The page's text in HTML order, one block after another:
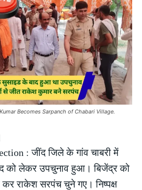
Becomes Sarpanch of Chabari Village.
: जींद जिले के गांव चाबरी में
को लेकर उपचुनाव हुआ। बिजेंद्र को
राकेश सरपंच चुने गए। निष्पक्ष